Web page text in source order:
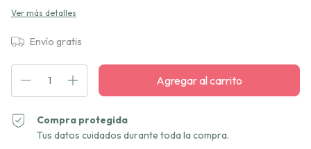
Ver más detalles
Envío gratis
Compra protegida
Tus datos cuidados durante toda la compra.